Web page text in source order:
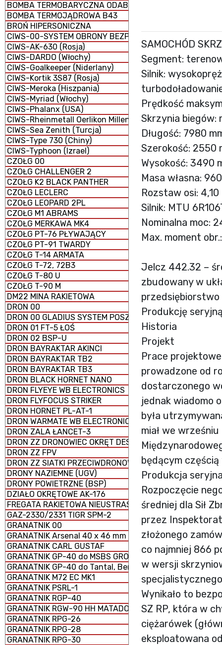
BOMBA TERMOBARYCZNA ODAB-1500
BOMBA TERMOJĄDROWA B43
BROŃ HIPERSONICZNA
CIWS-00-SYSTEM OBRONY BEZPOŚREDNIEJ
CIWS-AK-630 (Rosja)
CIWS-DARDO (Włochy)
CIWS-Goalkeeper (Niderlany)
CIWS-Kortik 3S87 (Rosja)
CIWS-Meroka (Hiszpania)
CIWS-Myriad (Włochy)
CIWS-Phalanx (USA)
CIWS-Rheinmetall Oerlikon Millennium GDM-008
CIWS-Sea Zenith (Turcja)
CIWS-Type 730 (Chiny)
CIWS-Typhoon (Izrael)
CZOŁG 00
CZOŁG CHALLENGER 2
CZOŁG K2 BLACK PANTHER
CZOŁG LECLERC
CZOŁG LEOPARD 2PL
CZOŁG M1 ABRAMS
CZOŁG MERKAWA MK4
CZOŁG PT-76 PŁYWAJĄCY
CZOŁG PT-91 TWARDY
CZOŁG T-14 ARMATA
CZOŁG T-72, 72B3
CZOŁG T-80 U
CZOŁG T-90 M
DM22 MINA RAKIETOWA
DRON 00
DRON 00 GLADIUS SYSTEM POSZUKIWAWCZO-
DRON 01 FT-5 ŁOŚ
DRON 02 BSP-U
DRON BAYRAKTAR AKINCI
DRON BAYRAKTAR TB2
DRON BAYRAKTAR TB3
DRON BLACK HORNET NANO
DRON FLYEYE WB ELECTRONICS
DRON FLYFOCUS STRIKER
DRON HORNET PL-AT-1
DRON WARMATE WB ELECTRONICS
DRON ZALA ŁANCET-3
DRON ZZ DRONOWIEC OKRĘT DESANTOWY
DRON ZZ FPV
DRON ZZ SIATKI PRZECIWDRONOWE (antydronowe)
DRONY NAZIEMNE (UGV)
DRONY POWIETRZNE (BSP)
DZIAŁO OKRĘTOWE AK-176
FREGATA RAKIETOWA NIEUSTRASZYMYJ
GAZ-2330/2331 TIGR SPM-2
GRANATNIK 00
GRANATNIK Arsenal 40 x 46 mm
GRANATNIK CARL GUSTAF
GRANATNIK GP-40 do MSBS GROT
GRANATNIK GP-40 do Tantal, Beryl, AKM i GS-40
GRANATNIK M72 EC MK1
GRANATNIK PSRL-1
GRANATNIK RGP-40
GRANATNIK RGW-90 HH MATADOR
GRANATNIK RPG-26
GRANATNIK RPG-28
GRANATNIK RPG-30
SAMOCHÓD
Segment:
Silnik:
Prędkość
Skrzynia biegów:
Długość: 7980
Szerokość: 2550
Wysokość: 3490
Masa własna:
Rozstaw osi: 4,10
Silnik: MTU
Nominalna moc:
Max. moment
Jelcz 442.32 –
zbudowany w
przedsiębiorstwo
Produkcję
Historia
Projekt
Prace
prowadzone od
dostarczonego
jednak wiadomo
była
miał we
będącym
Produkcja
Rozpoczęcie
średniej dla Sił
przez
złożonego
co najmniej 866
w wersji
Wynikało to
SZ RP, która w
ciężarówek
eksploatowana